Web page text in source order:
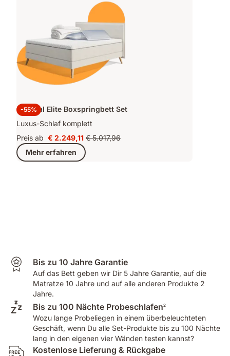
-55%
Original Elite Boxspringbett Set
Luxus-Schlaf komplett
Preis ab Preis
€ 2.249,11
€ 2.249,11 Ursprünglicher
Preis
€ 5.017,96
Mehr erfahren
Bis zu 10 Jahre Garantie
Auf das Bett geben wir Dir 5 Jahre Garantie, auf die
Matratze 10 Jahre und auf alle anderen Produkte 2
Jahre.
Bis zu 100 Nächte Probeschlafen2
Wozu lange Probeliegen in einem überbeleuchteten
Geschäft, wenn Du alle Set-Produkte bis zu 100 Nächte
lang in den eigenen vier Wänden testen kannst?
Kostenlose Lieferung & Rückgabe